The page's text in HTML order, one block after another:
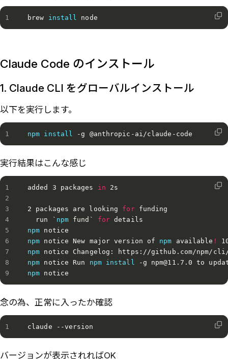
brew install node
Claude Code のインストール
1. Claude CLI をグローバルインストール
以下を実行します。
npm install -g @anthropic-ai/claude-code
実行結果はこんな感じ
added 3 packages in 2s
2 packages are looking for funding
  run
` npm fund ` for
npm
npm notice New major version of npm available !
npm
npm notice Run npm install
-g npm@11.7.0 to
npm notice
念の為、正常に入ったか確認
claude --version
バージョンが表示されればOK